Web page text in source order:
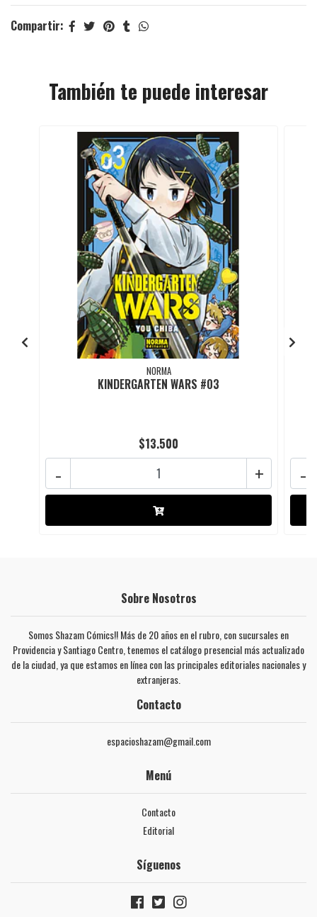
Compartir:
También te puede interesar
NORMA
KINDERGARTEN WARS #03
$13.500
+
- -
Sobre Nosotros
Somos Shazam Cómics!! Más de 20 años en el rubro, con sucursales en
Providencia y Santiago Centro, tenemos el catálogo presencial más actualizado
de la ciudad, ya que estamos en línea con las principales editoriales nacionales y
extranjeras.
Contacto
espacioshazam@gmail.com
Menú
Contacto
Editorial
Síguenos